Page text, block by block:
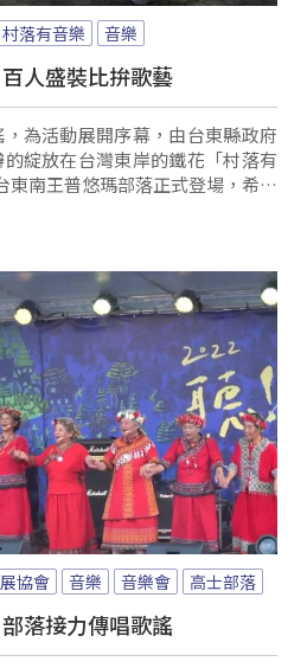
村落有音樂 音樂
人盛裝比拚歌藝
為活動展開序幕，由台東縣政府
綻放在台灣東岸的鐵花「村落有
東南王普悠瑪部落正式登場，希望
生活有更深的認識。
協會 音樂 音樂會 高士部落
落接力傳唱歌謠